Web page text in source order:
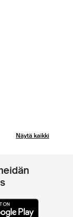
Näytä kaikki